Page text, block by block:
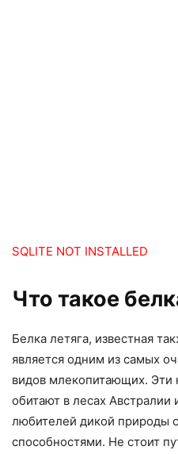
SQLITE NOT INSTALLED
Что такое
Белка летяга, известная
является одним из самых
видов млекопитающих.
обитают в лесах Австралии
любителей дикой природы
способностями. Не стоит